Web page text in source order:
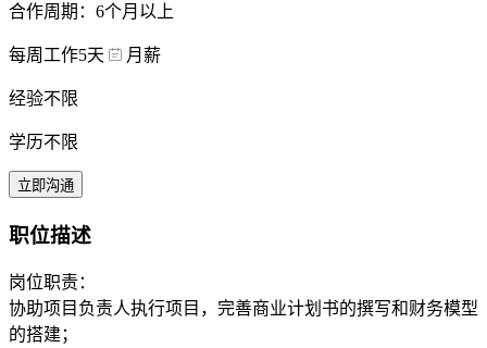
合作周期：6个月以上
每周工作5天 月薪
经验不限
学历不限
立即沟通
职位描述
岗位职责：
协助项目负责人执行项目，完善商业计划书的撰写和财务模型
的搭建；